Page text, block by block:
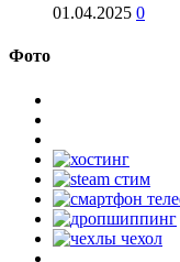
01.04.2025 0
Фото